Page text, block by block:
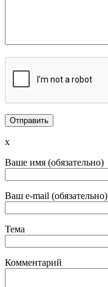
x
Ваше имя (обязательно)
Ваш e-mail (обязательно)
Тема
Комментарий